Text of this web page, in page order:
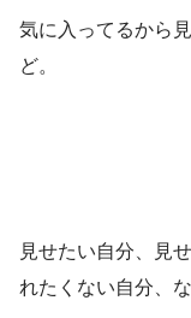
気に入ってるから
ど。
見せたい自分、見
れたくない自分、